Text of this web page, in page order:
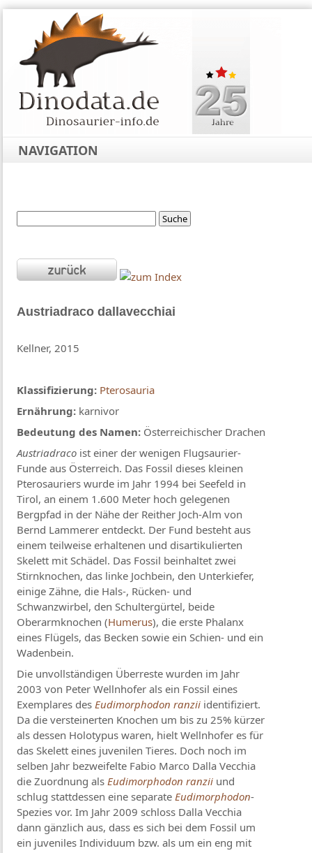
NAVIGATION
Austriadraco dallavecchiai
Kellner, 2015
Klassifizierung: Pterosauria
Ernährung: karnivor
Bedeutung des Namen: Österreichischer Drachen
Austriadraco ist einer der wenigen Flugsaurier-
Funde aus Österreich. Das Fossil dieses kleinen
Pterosauriers wurde im Jahr 1994 bei Seefeld in
Tirol, an einem 1.600 Meter hoch gelegenen
Bergpfad in der Nähe der Reither Joch-Alm von
Bernd Lammerer entdeckt. Der Fund besteht aus
einem teilweise erhaltenen und disartikulierten
Skelett mit Schädel. Das Fossil beinhaltet zwei
Stirnknochen, das linke Jochbein, den Unterkiefer,
einige Zähne, die Hals-, Rücken- und
Schwanzwirbel, den Schultergürtel, beide
Oberarmknochen (Humerus), die erste Phalanx
eines Flügels, das Becken sowie ein Schien- und ein
Wadenbein.
Die unvollständigen Überreste wurden im Jahr
2003 von Peter Wellnhofer als ein Fossil eines
Exemplares desEudimorphodon ranzii identifiziert.
Da die versteinerten Knochen um bis zu 25% kürzer
als dessen Holotypus waren, hielt Wellnhofer es für
das Skelett eines juvenilen Tieres. Doch noch im
selben Jahr bezweifelte Fabio Marco Dalla Vecchia
die Zuordnung alsEudimorphodon ranzii und
schlug stattdessen eine separateEudimorphodon-
Spezies vor. Im Jahr 2009 schloss Dalla Vecchia
dann gänzlich aus, dass es sich bei dem Fossil um
ein juveniles Individuum bzw. als um ein eng mit